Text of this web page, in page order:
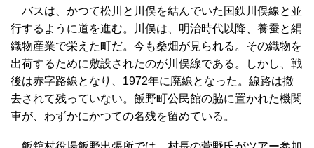
バスは、かつて松川と川俣を結んでいた国鉄川俣線と並
行するように道を進む。川俣は、明治時代以降、養蚕と絹
織物産業で栄えた町だ。今も桑畑が見られる。その織物を
出荷するために敷設されたのが川俣線である。しかし、戦
後は赤字路線となり、1972年に廃線となった。線路は撤
去されて残っていない。飯野町公民館の脇に置かれた機関
車が、わずかにかつての名残を留めている。